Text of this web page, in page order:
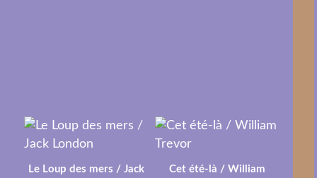
Le Loup des mers / Jack
Cet été-là / William